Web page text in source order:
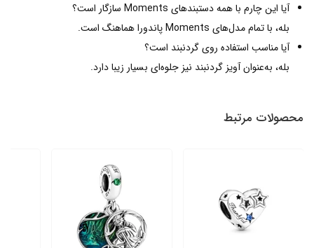
آیا این چارم با همه دستبندهای Moments سازگار است؟
بله، با تمام مدل‌های Moments پاندورا هماهنگ است.
آیا مناسب استفاده روی گردنبند است؟
بله، به‌عنوان آویز گردنبند نیز جلوه‌ای بسیار زیبا دارد.
محصولات مرتبط